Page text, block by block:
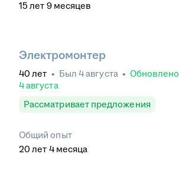
15 лет 9 месяцев
Электромонтер
40 лет • Был 4 августа • Обновлено
4 августа
Рассматривает предложения
Общий опыт
20 лет 4 месяца